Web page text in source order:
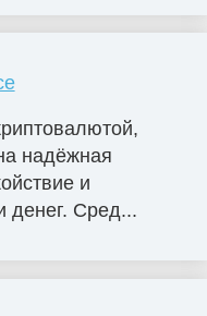
надёжная
и
денег. Сред...